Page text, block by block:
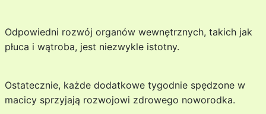
Odpowiedni rozwój organów wewnętrznych, takich jak
płuca i wątroba, jest niezwykle istotny.
Ostatecznie, każde dodatkowe tygodnie spędzone w
macicy sprzyjają rozwojowi zdrowego noworodka.